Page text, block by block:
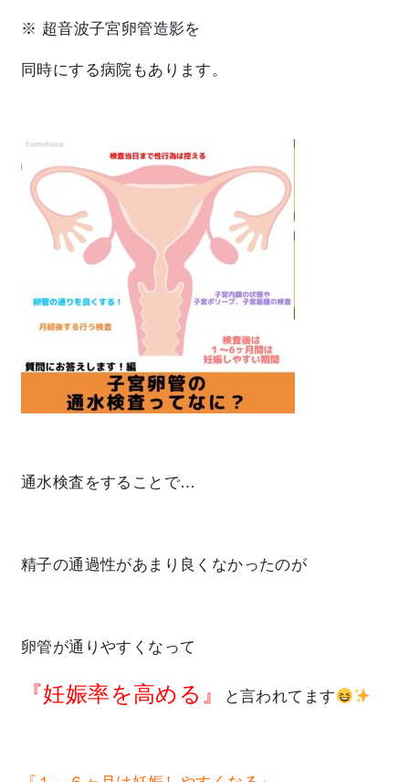
※ 超音波子宮卵管造影を
同時にする病院もあります。
通水検査をすることで…
精子の通過性があまり良くなかったのが
卵管が通りやすくなって
『妊娠率を高める』 と言われてます